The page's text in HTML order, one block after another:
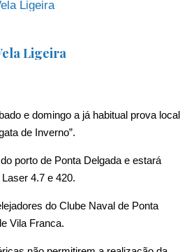
Ligeira
Ligeira
e domingo a já habitual prova local
de Inverno”.
porto de Ponta Delgada e estará
4.7 e 420.
do Clube Naval de Ponta
Vila Franca.